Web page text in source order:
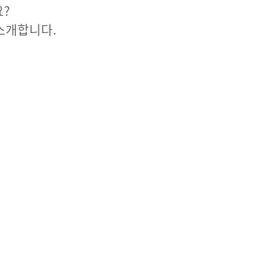
개합니다.